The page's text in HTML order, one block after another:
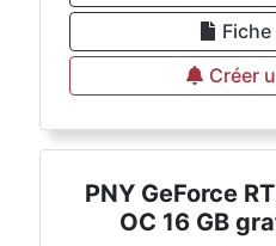
Créer
PNY GeForce
OC 16 GB